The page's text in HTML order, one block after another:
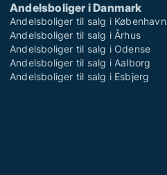
Andelsboliger i Danmark
Andelsboliger til salg i København
Andelsboliger til salg i Århus
Andelsboliger til salg i Odense
Andelsboliger til salg i Aalborg
Andelsboliger til salg i Esbjerg